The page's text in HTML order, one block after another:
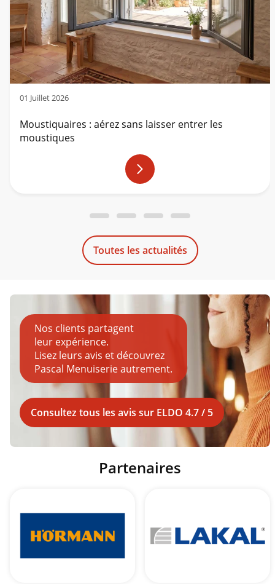
01 Juillet 2026
Moustiquaires : aérez sans laisser entrer les
moustiques
En
savoir
Toutes les actualités
Nos clients partagent
leur expérience.
Lisez leurs avis et découvrez
Pascal Menuiserie autrement.
Consultez tous les avis sur ELDO 4.7 / 5
Partenaires